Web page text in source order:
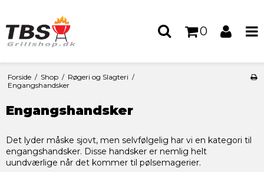
0
Forside / Shop / Røgeri og Slagteri /
Engangshandsker
Engangshandsker
Det lyder måske sjovt, men selvfølgelig har vi en kategori til
engangshandsker. Disse handsker er nemlig helt
uundværlige når det kommer til pølsemagerier.